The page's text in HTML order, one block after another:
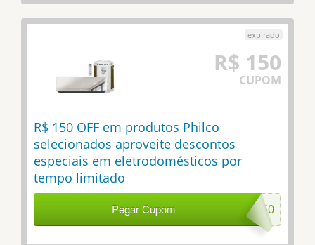
R$ 150
CUPOM
R$ 150 OFF em produtos Philco
selecionados aproveite descontos
especiais em eletrodomésticos por
tempo limitado
Pegar Cupom PH150